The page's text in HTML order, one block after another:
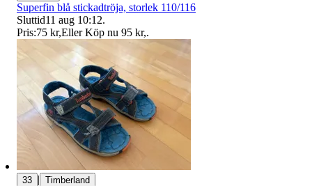
Superfin blå stickadtröja, storlek 110/116
Sluttid11 aug 10:12.
Pris:75 kr,Eller Köp nu 95 kr,.
33 | Timberland